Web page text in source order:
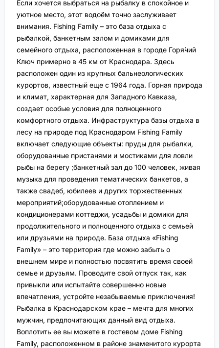
Если хочется выбраться на рыбалку в спокойное и
уютное место, этот водоём точно заслуживает
внимания. Fishing Family – это база отдыха с
рыбалкой, банкетным залом и домиками для
семейного отдыха, расположенная в городе Горя́чий
Ключ примерно в 45 км от Краснодара. Здесь
расположен один из крупных бальнеологических
курортов, известный еще с 1964 года. Горная природа
и климат, характерная для Западного Кавказа,
создает особые условия для полноценного
комфортного отдыха. Инфраструктура базы отдыха в
лесу на природе под Краснодаром Fishing Family
включает следующие объекты: пруды для рыбалки,
оборудованные пристанями и мостиками для ловли
рыбы на берегу ;банкетный зал до 100 человек, живая
музыка для проведения тематических банкетов, а
также свадеб, юбилеев и других торжественных
мероприятий;оборудованные отоплением и
кондиционерами коттеджи, усадьбы и домики для
продолжительного и полноценного отдыха с семьей
или друзьями на природе. База отдыха «Fishing
Family» – это территория где можно забыть о
внешнем мире и полностью посвятить время своей
семье и друзьям. Проводите свой отпуск так, как
привыкли или испытайте совершенно новые
впечатления, устройте незабываемые приключения!
Рыбалка в Краснодарском крае – мечта для многих
мужчин, предпочитающих данный вид отдыха.
Воплотить ее вы можете в гостевом доме Fishing
Family, расположенном в районе знаменитого курорта